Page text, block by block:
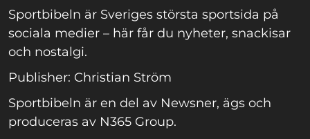
Sportbibeln är Sveriges största sportsida på
sociala medier – här får du nyheter, snackisar
och nostalgi.
Publisher: Christian Ström
Sportbibeln är en del av Newsner, ägs och
produceras av N365 Group.